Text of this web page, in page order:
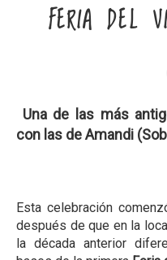
FERIA DEL
Una de las más
con las de Amandi
Esta celebración
después de que en la
la década anterior